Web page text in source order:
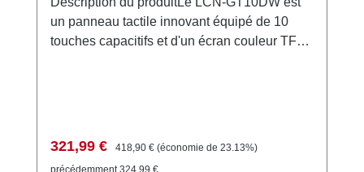
un panneau tactile innovant équipé de 10
touches capacitifs et d'un écran couleur TFT
temporisées.Exemples d'applicationContrôle
de l'éclairage et du chauffage dans les
Prix de vente :
321,99 € Prix régulier :
418,90 € (économie de 23.13%)